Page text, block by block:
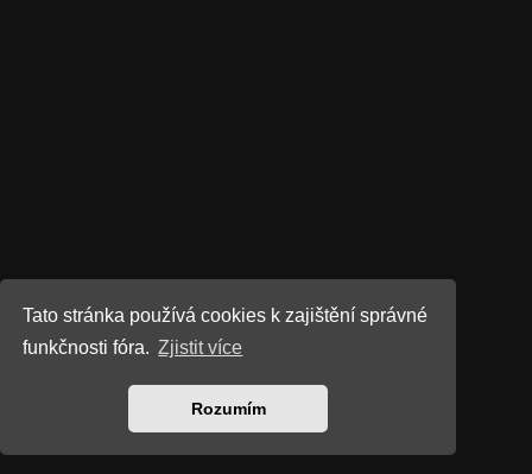
Tato stránka používá cookies k zajištění správné
funkčnosti fóra. Zjistit více
Rozumím